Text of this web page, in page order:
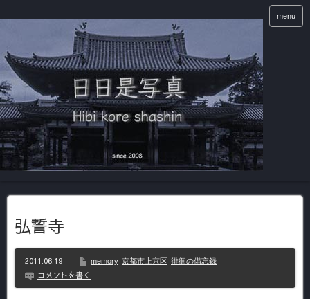
menu
弘誓寺
2011.06.19 memory 京都市上京区 徘徊の備忘録
コメントを書く